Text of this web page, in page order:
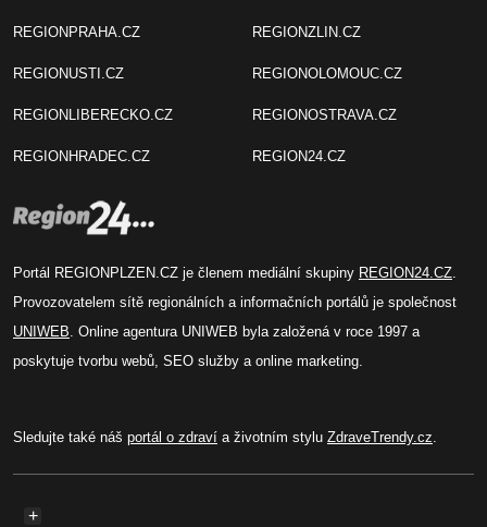
REGIONPRAHA.CZ
REGIONUSTI.CZ
REGIONLIBERECKO.CZ
REGIONHRADEC.CZ
REGIONZLIN.CZ
REGIONOLOMOUC.CZ
REGIONOSTRAVA.CZ
REGION24.CZ
Portál REGIONPLZEN.CZ je členem mediální skupiny REGION24.CZ.
Provozovatelem sítě regionálních a informačních portálů je společnost
UNIWEB. Online agentura UNIWEB byla založená v roce 1997 a
poskytuje tvorbu webů, SEO služby a online marketing.
Sledujte také náš portál o zdraví a životním stylu ZdraveTrendy.cz.
+